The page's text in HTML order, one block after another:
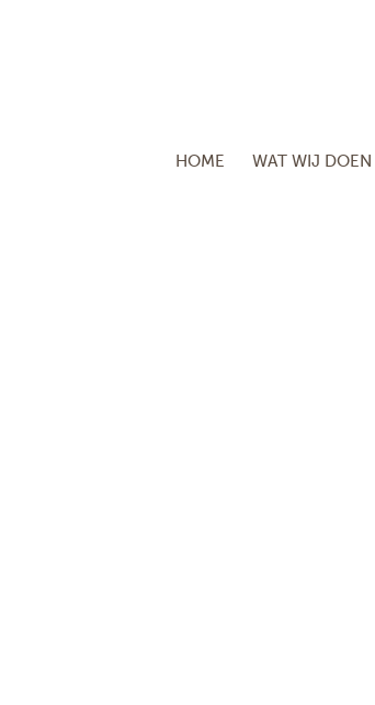
HOME WAT WIJ DOEN